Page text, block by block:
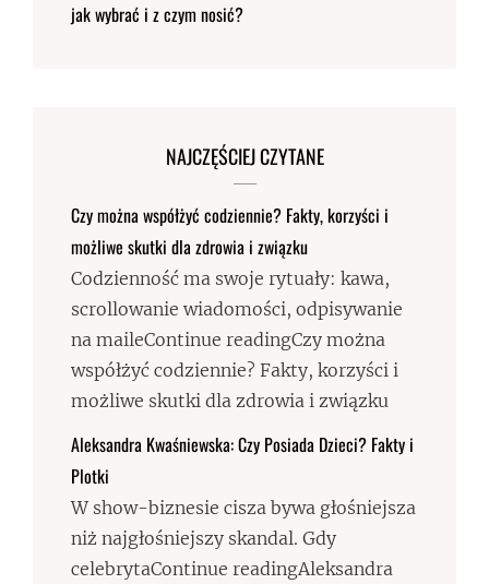
jak wybrać i z czym nosić?
NAJCZĘŚCIEJ CZYTANE
Czy można współżyć codziennie? Fakty, korzyści i
możliwe skutki dla zdrowia i związku
Codzienność ma swoje rytuały: kawa,
scrollowanie wiadomości, odpisywanie
na maileContinue readingCzy można
współżyć codziennie? Fakty, korzyści i
możliwe skutki dla zdrowia i związku
Aleksandra Kwaśniewska: Czy Posiada Dzieci? Fakty i
Plotki
W show-biznesie cisza bywa głośniejsza
niż najgłośniejszy skandal. Gdy
celebrytaContinue readingAleksandra